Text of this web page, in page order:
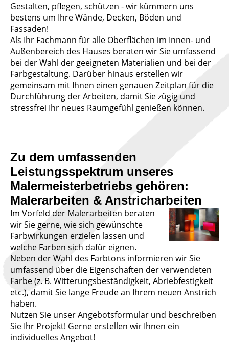
Gestalten, pflegen, schützen - wir kümmern uns
bestens um Ihre Wände, Decken, Böden und
Fassaden!
Als Ihr Fachmann für alle Oberflächen im Innen- und
Außenbereich des Hauses beraten wir Sie umfassend
bei der Wahl der geeigneten Materialien und bei der
Farbgestaltung. Darüber hinaus erstellen wir
gemeinsam mit Ihnen einen genauen Zeitplan für die
Durchführung der Arbeiten, damit Sie zügig und
stressfrei Ihr neues Raumgefühl genießen können.
Zu dem umfassenden
Leistungsspektrum unseres
Malermeisterbetriebs gehören:
Malerarbeiten & Anstricharbeiten
Im Vorfeld der Malerarbeiten beraten
wir Sie gerne, wie sich gewünschte
Farbwirkungen erzielen lassen und
welche Farben sich dafür eignen.
Neben der Wahl des Farbtons informieren wir Sie
umfassend über die Eigenschaften der verwendeten
Farbe (z. B. Witterungsbeständigkeit, Abriebfestigkeit
etc.), damit Sie lange Freude an Ihrem neuen Anstrich
haben.
Nutzen Sie unser Angebotsformular und beschreiben
Sie Ihr Projekt! Gerne erstellen wir Ihnen ein
individuelles Angebot!